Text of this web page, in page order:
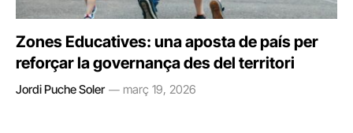
Zones Educatives: una aposta de país per
reforçar la governança des del territori
Jordi Puche Soler març 19, 2026